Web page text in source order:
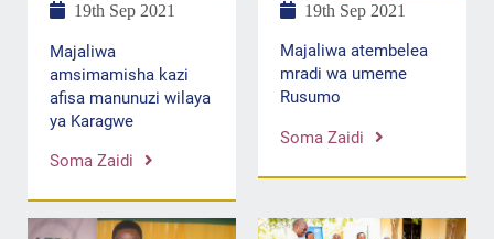
19th Sep 2021
Majaliwa
amsimamisha kazi
afisa manunuzi wilaya
ya Karagwe
Soma Zaidi
19th Sep 2021
Majaliwa atembelea
mradi wa umeme
Rusumo
Soma Zaidi